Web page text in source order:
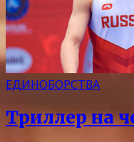
ЕДИНОБОРСТВА
Триллер на